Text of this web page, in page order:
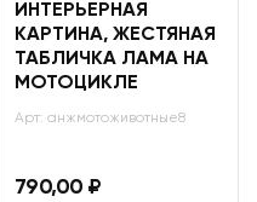
ИНТЕРЬЕРНАЯ
КАРТИНА, ЖЕСТЯНАЯ
ТАБЛИЧКА ЛАМА НА
МОТОЦИКЛЕ
Арт: анжмотоживотные8
790,00 ₽